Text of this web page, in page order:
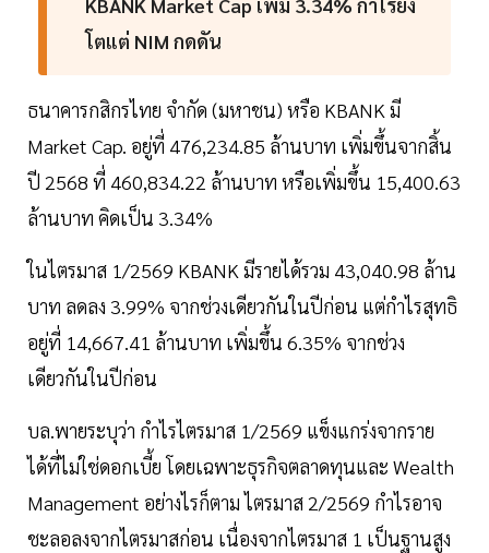
โตแต่ NIM กดดัน
ธนาคารกสิกรไทย จำกัด (มหาชน) หรือ KBANK มี
Market Cap. อยู่ที่ 476,234.85 ล้านบาท เพิ่มขึ้นจากสิ้น
ปี 2568 ที่ 460,834.22 ล้านบาท หรือเพิ่มขึ้น 15,400.63
ล้านบาท คิดเป็น 3.34%
ในไตรมาส 1/2569 KBANK มีรายได้รวม 43,040.98 ล้าน
บาท ลดลง 3.99% จากช่วงเดียวกันในปีก่อน แต่กำไรสุทธิ
อยู่ที่ 14,667.41 ล้านบาท เพิ่มขึ้น 6.35% จากช่วง
เดียวกันในปีก่อน
บล.พายระบุว่า กำไรไตรมาส 1/2569 แข็งแกร่งจากราย
ได้ที่ไม่ใช่ดอกเบี้ย โดยเฉพาะธุรกิจตลาดทุนและ Wealth
Management อย่างไรก็ตาม ไตรมาส 2/2569 กำไรอาจ
ชะลอลงจากไตรมาสก่อน เนื่องจากไตรมาส 1 เป็นฐานสูง